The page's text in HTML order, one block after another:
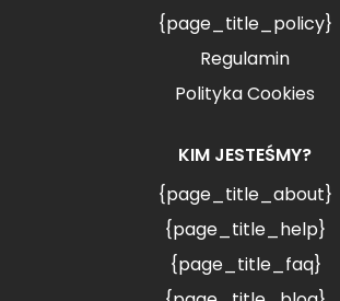
{page_title_policy}
Regulamin
Polityka Cookies
KIM JESTEŚMY?
{page_title_about}
{page_title_help}
{page_title_faq}